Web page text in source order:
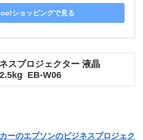
ショッピングで見る
スプロジェクター 液晶
EB-W06
ーのエプソンのビジネスプロジェク